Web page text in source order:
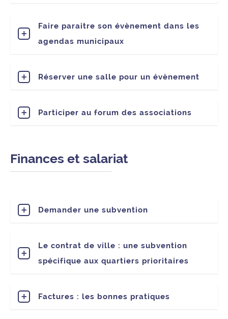
Faire paraitre son évènement dans les
agendas municipaux
Réserver une salle pour un évènement
Participer au forum des associations
Finances et salariat
Demander une subvention
Le contrat de ville : une subvention
spécifique aux quartiers prioritaires
Factures : les bonnes pratiques